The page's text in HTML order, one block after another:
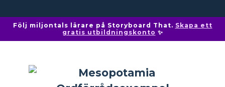
Följ miljontals lärare på Storyboard That. Skapa ett
gratis utbildningskonto ✨